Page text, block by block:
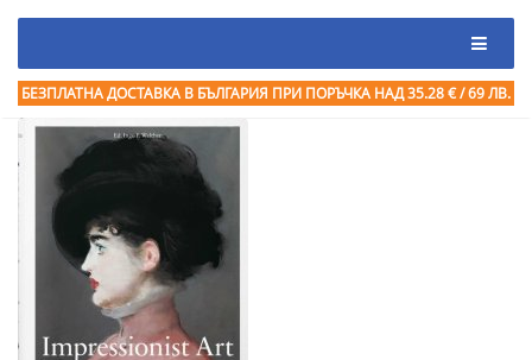
БЕЗПЛАТНА ДОСТАВКА В БЪЛГАРИЯ ПРИ ПОРЪЧКА НАД 35.28 € / 69 ЛВ.